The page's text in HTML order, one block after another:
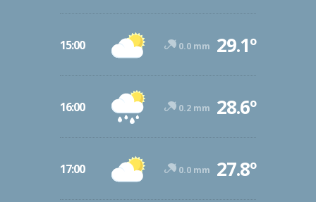
15:00 0.0 mm 29.1º
16:00 0.2 mm 28.6º
17:00 0.0 mm 27.8º